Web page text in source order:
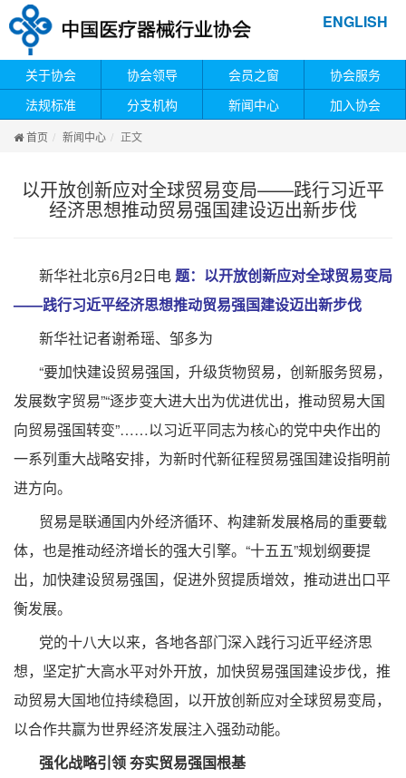
ENGLISH
关于协会 协会领导 会员之窗
协会服务
法规标准
分支机构 新闻中心 加入协会
首页 新闻中心 正文
以开放创新应对全球贸易变局——践行习近平
经济思想推动贸易强国建设迈出新步伐
新华社北京6月2日电题：以开放创新应对全球贸易变局
——践行习近平经济思想推动贸易强国建设迈出新步伐
新华社记者谢希瑶、邹多为
“要加快建设贸易强国，升级货物贸易，创新服务贸易，
发展数字贸易”“逐步变大进大出为优进优出，推动贸易大国
向贸易强国转变”……以习近平同志为核心的党中央作出的
一系列重大战略安排，为新时代新征程贸易强国建设指明前
进方向。
贸易是联通国内外经济循环、构建新发展格局的重要载
体，也是推动经济增长的强大引擎。“十五五”规划纲要提
出，加快建设贸易强国，促进外贸提质增效，推动进出口平
衡发展。
党的十八大以来，各地各部门深入践行习近平经济思
想，坚定扩大高水平对外开放，加快贸易强国建设步伐，推
动贸易大国地位持续稳固，以开放创新应对全球贸易变局，
以合作共赢为世界经济发展注入强劲动能。
强化战略引领 夯实贸易强国根基